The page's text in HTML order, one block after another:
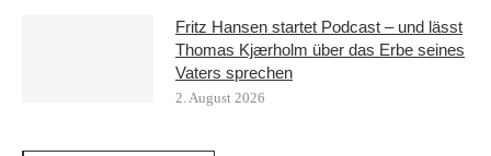
Fritz Hansen startet Podcast – und lässt
Thomas Kjærholm über das Erbe seines
Vaters sprechen
2. August 2026